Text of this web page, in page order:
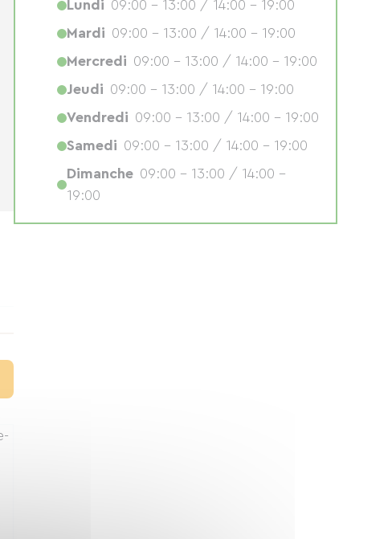
Lundi 09:00 - 13:00 / 14:00 - 19:00
Mardi 09:00 - 13:00 / 14:00 - 19:00
Mercredi 09:00 - 13:00 / 14:00 - 19:00
Jeudi 09:00 - 13:00 / 14:00 - 19:00
Vendredi 09:00 - 13:00 / 14:00 - 19:00
Samedi 09:00 - 13:00 / 14:00 - 19:00
Dimanche 09:00 - 13:00 / 14:00 -
19:00